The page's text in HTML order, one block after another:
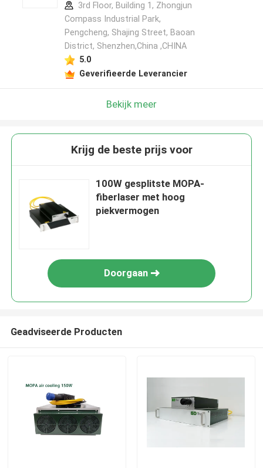
3rd Floor, Building 1, Zhongjun
Compass Industrial Park,
Pengcheng, Shajing Street, Baoan
District, Shenzhen,China ,CHINA
5.0
Geverifieerde Leverancier
Bekijk meer
Krijg de beste prijs voor
100W gesplitste MOPA-
fiberlaser met hoog
piekvermogen
Doorgaan
Geadviseerde Producten